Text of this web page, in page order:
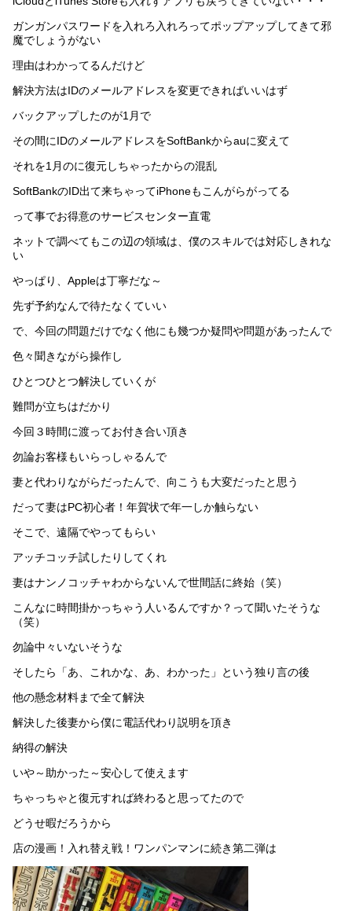
ガンガンパスワードを入れろ入れろってポップアップしてきて邪
魔でしょうがない
理由はわかってるんだけど
解決方法はIDのメールアドレスを変更できればいいはず
バックアップしたのが1月で
その間にIDのメールアドレスをSoftBankからauに変えて
それを1月のに復元しちゃったからの混乱
SoftBankのID出て来ちゃってiPhoneもこんがらがってる
って事でお得意のサービスセンター直電
ネットで調べてもこの辺の領域は、僕のスキルでは対応しきれな
い
やっぱり、Appleは丁寧だな～
先ず予約なんで待たなくていい
で、今回の問題だけでなく他にも幾つか疑問や問題があったんで
色々聞きながら操作し
ひとつひとつ解決していくが
難問が立ちはだかり
今回３時間に渡ってお付き合い頂き
勿論お客様もいらっしゃるんで
妻と代わりながらだったんで、向こうも大変だったと思う
だって妻はPC初心者！年賀状で年一しか触らない
そこで、遠隔でやってもらい
アッチコッチ試したりしてくれ
妻はナンノコッチャわからないんで世間話に終始（笑）
こんなに時間掛かっちゃう人いるんですか？って聞いたそうな
（笑）
勿論中々いないそうな
そしたら「あ、これかな、あ、わかった」という独り言の後
他の懸念材料まで全て解決
解決した後妻から僕に電話代わり説明を頂き
納得の解決
いや～助かった～安心して使えます
ちゃっちゃと復元すれば終わると思ってたので
どうせ暇だろうから
店の漫画！入れ替え戦！ワンパンマンに続き第二弾は